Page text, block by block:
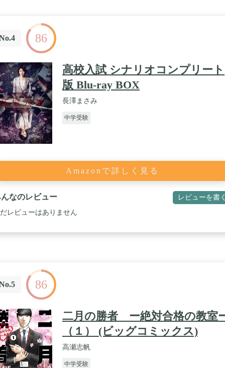
86
高校入試 シナリオコンプリート
版 Blu-ray BOX
長澤まさみ
中学受験
Amazonで詳しく見る
なのレビュー レビューを書
レビューはありません
86
二月の勝者 ー絶対合格の教室
（１） (ビッグコミックス)
高瀬志帆
中学受験